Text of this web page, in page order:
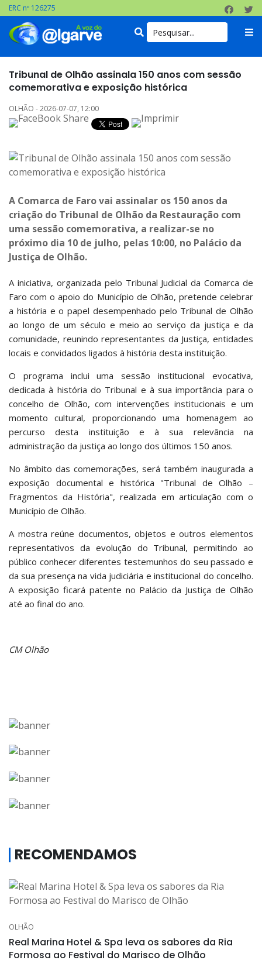
ERC nº 126275
Tribunal de Olhão assinala 150 anos com sessão
comemorativa e exposição histórica
OLHÃO - 2026-07-07, 12:00
A Comarca de Faro vai assinalar os 150 anos da
criação do Tribunal de Olhão da Restauração com
uma sessão comemorativa, a realizar-se no
próximo dia 10 de julho, pelas 10:00, no Palácio da
Justiça de Olhão.
A iniciativa, organizada pelo Tribunal Judicial da Comarca de
Faro com o apoio do Município de Olhão, pretende celebrar
a história e o papel desempenhado pelo Tribunal de Olhão
ao longo de um século e meio ao serviço da justiça e da
comunidade, reunindo representantes da Justiça, entidades
locais e convidados ligados à história desta instituição.
O programa inclui uma sessão institucional evocativa,
dedicada à história do Tribunal e à sua importância para o
concelho de Olhão, com intervenções institucionais e um
momento cultural, proporcionando uma homenagem ao
percurso desta instituição e à sua relevância na
administração da justiça ao longo dos últimos 150 anos.
No âmbito das comemorações, será também inaugurada a
exposição documental e histórica "Tribunal de Olhão –
Fragmentos da História", realizada em articulação com o
Município de Olhão.
A mostra reúne documentos, objetos e outros elementos
representativos da evolução do Tribunal, permitindo ao
público conhecer diferentes testemunhos do seu passado e
da sua presença na vida judiciária e institucional do concelho.
A exposição ficará patente no Palácio da Justiça de Olhão
até ao final do ano.
CM Olhão
RECOMENDAMOS
OLHÃO
Real Marina Hotel & Spa leva os sabores da Ria
Formosa ao Festival do Marisco de Olhão